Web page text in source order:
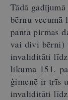
Tādā
bērnu
panta pirmās
vai divi bērni)
invaliditāti līdz
likuma 151.
ģimenē ir trīs
invaliditāti līdz